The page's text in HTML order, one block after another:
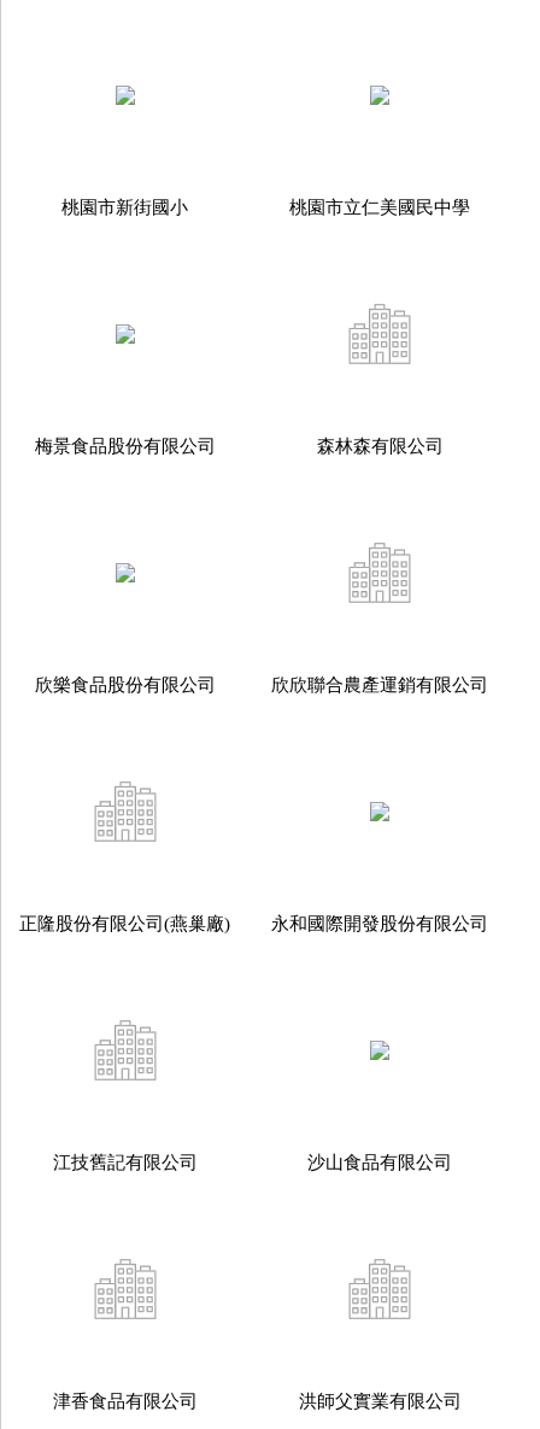
桃園市新街國小 桃園市立仁美國民中學
梅景食品股份有限公司 森林森有限公司
欣樂食品股份有限公司 欣欣聯合農產運銷有限公司
正隆股份有限公司(燕巢廠) 永和國際開發股份有限公司
江技舊記有限公司 沙山食品有限公司
津香食品有限公司 洪師父實業有限公司